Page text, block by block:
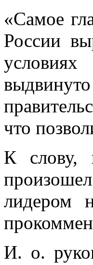
«Самое
России
что
К слову,
лидером
И. о.